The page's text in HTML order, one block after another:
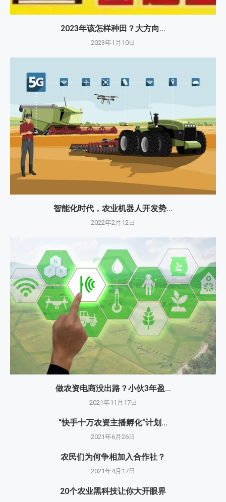
2023年该怎样种田？大方向...
2023年1月10日
智能化时代，农业机器人开发势...
2022年2月12日
做农资电商没出路？小伙3年盈...
2021年11月17日
“快手十万农资主播孵化”计划...
2021年6月26日
农民们为何争相加入合作社？
2021年4月17日
20个农业黑科技让你大开眼界